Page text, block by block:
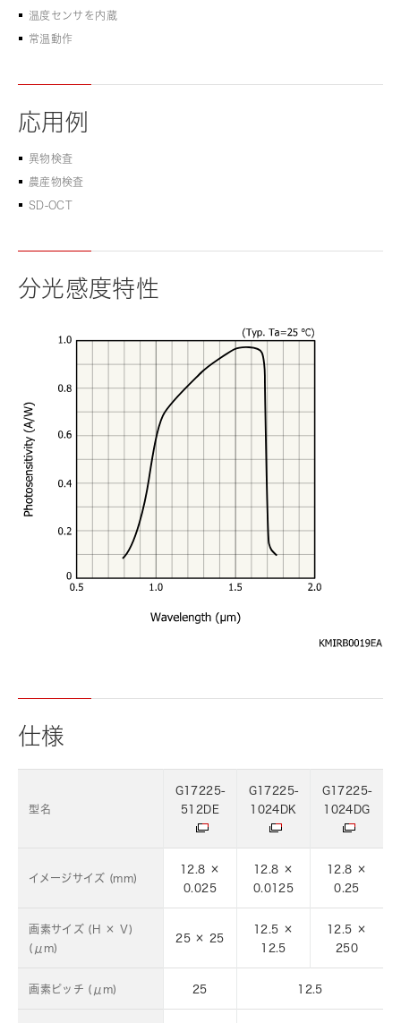
温度センサを内蔵
常温動作
応用例
異物検査
農産物検査
SD-OCT
分光感度特性
仕様
型名
G17225-
512DE
G17225-
1024DK
G17225-
1024DG
イメージサイズ (mm)
12.8 ×
0.025
12.8 ×
0.0125
12.8 ×
0.25
画素サイズ (H × V)
(μm)
25 × 25
12.5 ×
12.5
12.5 ×
250
画素ピッチ (μm) 25 12.5